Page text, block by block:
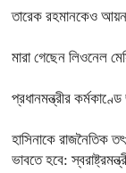
তারেক রহমানকেও
মারা গেছেন লিওনেল
প্রধানমন্ত্রীর
হাসিনাকে রাজনৈতিক
ভাবতে হবে: